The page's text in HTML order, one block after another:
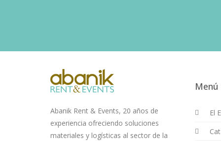
Abanik Rent & Events, 20 años de
experiencia ofreciendo soluciones
materiales y logísticas al sector de la
Menú
El